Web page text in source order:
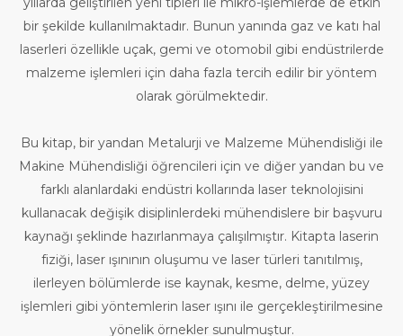
bir şekilde kullanılmaktadır. Bunun yanında gaz ve katı hal
laserleri özellikle uçak, gemi ve otomobil gibi endüstrilerde
malzeme işlemleri için daha fazla tercih edilir bir yöntem
olarak görülmektedir.
Bu kitap, bir yandan Metalurji ve Malzeme Mühendisliği ile
Makine Mühendisliği öğrencileri için ve diğer yandan bu ve
farklı alanlardaki endüstri kollarında laser teknolojisini
kullanacak değişik disiplinlerdeki mühendislere bir başvuru
kaynağı şeklinde hazırlanmaya çalışılmıştır. Kitapta laserin
fiziği, laser ışınının oluşumu ve laser türleri tanıtılmış,
ilerleyen bölümlerde ise kaynak, kesme, delme, yüzey
işlemleri gibi yöntemlerin laser ışını ile gerçekleştirilmesine
yönelik örnekler sunulmuştur.